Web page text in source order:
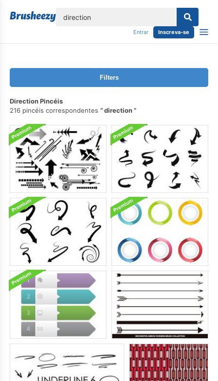
Entrar Inscreva-se
Filters
Direction Pincéis
216 pincéis correspondentes
direction